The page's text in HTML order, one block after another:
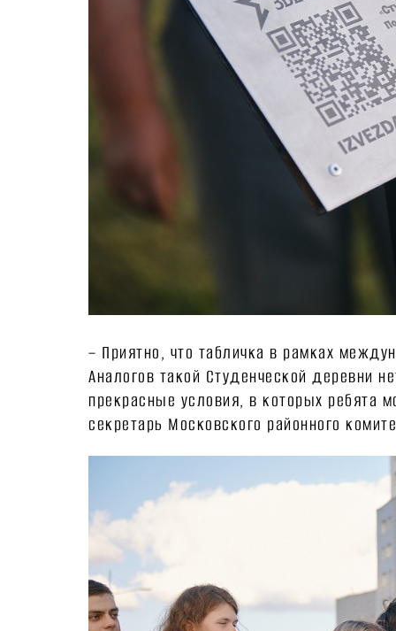
– Приятно, что табличка в рамках
Аналогов такой Студенческой
прекрасные условия, в которых ребята
секретарь Московского районного